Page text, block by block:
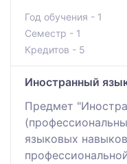
Год обучения - 1
Семестр - 1
Кредитов - 5
Иностранный
Предмет
языковых